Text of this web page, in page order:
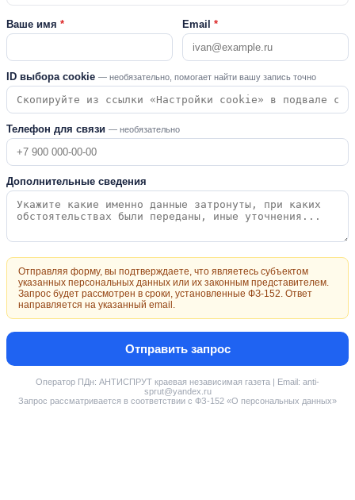
Ваше имя * Email *
ID выбора cookie — необязательно, помогает найти вашу запись точно
Телефон для связи — необязательно
Дополнительные сведения
Отправляя форму, вы подтверждаете, что являетесь субъектом
указанных персональных данных или их законным представителем.
Запрос будет рассмотрен в сроки, установленные ФЗ-152. Ответ
направляется на указанный email.
Отправить запрос
Оператор ПДн: АНТИСПРУТ краевая независимая газета | Email: anti-
sprut@yandex.ru
Запрос рассматривается в соответствии с ФЗ-152 «О персональных данных»